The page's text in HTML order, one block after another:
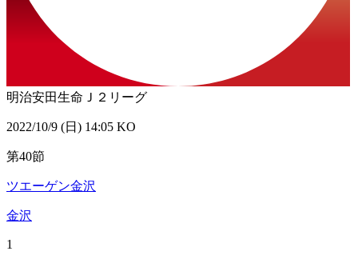
明治安田生命Ｊ２リーグ
2022/10/9 (日) 14:05 KO
第40節
ツエーゲン金沢
金沢
1